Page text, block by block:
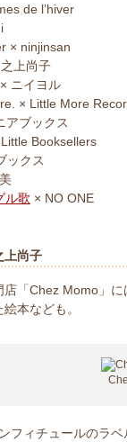
de l’hiver
× ninjinsan
上尚子
× ニイヨル
× Little More
ブックス
Booksellers
ックス
ル歌 × NO ONE
上尚子
店「Chez Momo」
本なども。
フィチュールのラ